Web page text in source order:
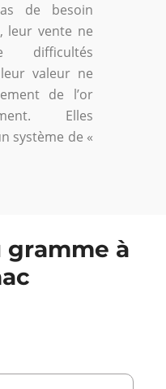
de besoin
leur vente ne
valeur ne
de l’or
Elles
système de «
gramme à